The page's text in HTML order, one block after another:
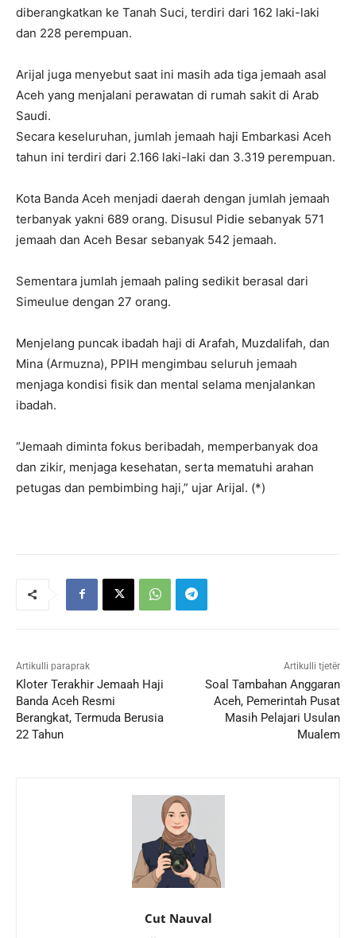
diberangkatkan ke Tanah Suci, terdiri dari 162 laki-laki
dan 228 perempuan.
Arijal juga menyebut saat ini masih ada tiga jemaah asal
Aceh yang menjalani perawatan di rumah sakit di Arab
Saudi.
Secara keseluruhan, jumlah jemaah haji Embarkasi Aceh
tahun ini terdiri dari 2.166 laki-laki dan 3.319 perempuan.
Kota Banda Aceh menjadi daerah dengan jumlah jemaah
terbanyak yakni 689 orang. Disusul Pidie sebanyak 571
jemaah dan Aceh Besar sebanyak 542 jemaah.
Sementara jumlah jemaah paling sedikit berasal dari
Simeulue dengan 27 orang.
Menjelang puncak ibadah haji di Arafah, Muzdalifah, dan
Mina (Armuzna), PPIH mengimbau seluruh jemaah
menjaga kondisi fisik dan mental selama menjalankan
ibadah.
“Jemaah diminta fokus beribadah, memperbanyak doa
dan zikir, menjaga kesehatan, serta mematuhi arahan
petugas dan pembimbing haji,” ujar Arijal. (*)
Artikulli paraprak
Kloter Terakhir Jemaah Haji
Banda Aceh Resmi
Berangkat, Termuda Berusia
22 Tahun
Artikulli tjetër
Soal Tambahan Anggaran
Aceh, Pemerintah Pusat
Masih Pelajari Usulan
Mualem
Cut Nauval